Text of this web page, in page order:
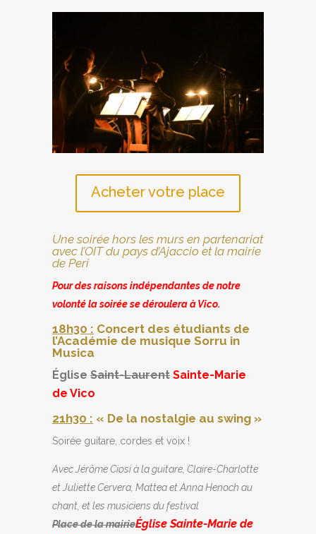
Acheter votre place
Une soirée hors les murs en partenariat
avec l’OIT du pays d’Ajaccio et la mairie
de Peri
Pour des raisons indépendantes de notre
volonté la soirée se déroulera à Vico.
18h30 : Concert des étudiants de
l’Académie de musique Sorru in
Musica
Église Saint-Laurent Sainte-Marie
de Vico
21h30 : « De la nostalgie au swing »
Soirée guitare, cordes et voix !
Avec Jérôme Ciosi à la guitare, Claire-Charlotte
et Juliette Cervera, Mattea et Anna Henoch au
chant, et les musiciens du festival
Place de la mairieÉglise Sainte-Marie de